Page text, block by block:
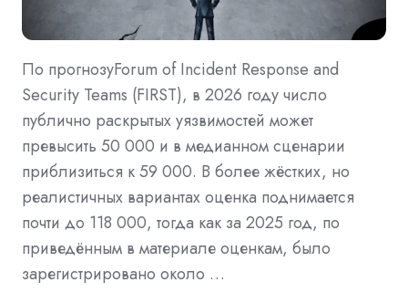
По прогнозуForum of Incident Response and
Security Teams (FIRST), в 2026 году число
публично раскрытых уязвимостей может
превысить 50 000 и в медианном сценарии
приблизиться к 59 000. В более жёстких, но
реалистичных вариантах оценка поднимается
почти до 118 000, тогда как за 2025 год, по
приведённым в материале оценкам, было
зарегистрировано около …